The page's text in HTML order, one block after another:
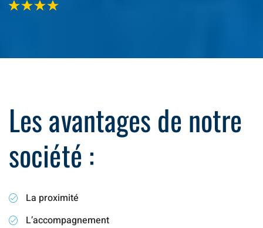
Les avantages de notre
société :
La proximité
L’accompagnement